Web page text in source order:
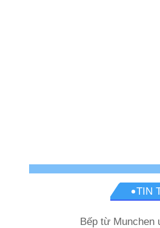
TIN
Bếp từ Munchen